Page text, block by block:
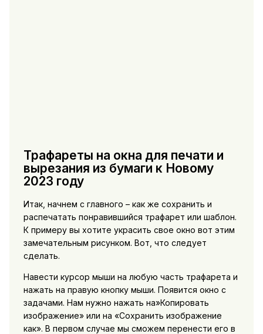
Трафареты на окна для печати и
вырезания из бумаги к Новому
2023 году
Итак, начнем с главного – как же сохранить и
распечатать понравившийся трафарет или шаблон.
К примеру вы хотите украсить свое окно вот этим
замечательным рисунком. Вот, что следует
сделать.
Навести курсор мыши на любую часть трафарета и
нажать на правую кнопку мыши. Появится окно с
задачами. Нам нужно нажать на»Копировать
изображение» или на «Сохранить изображение
как». В первом случае мы сможем перенести его в